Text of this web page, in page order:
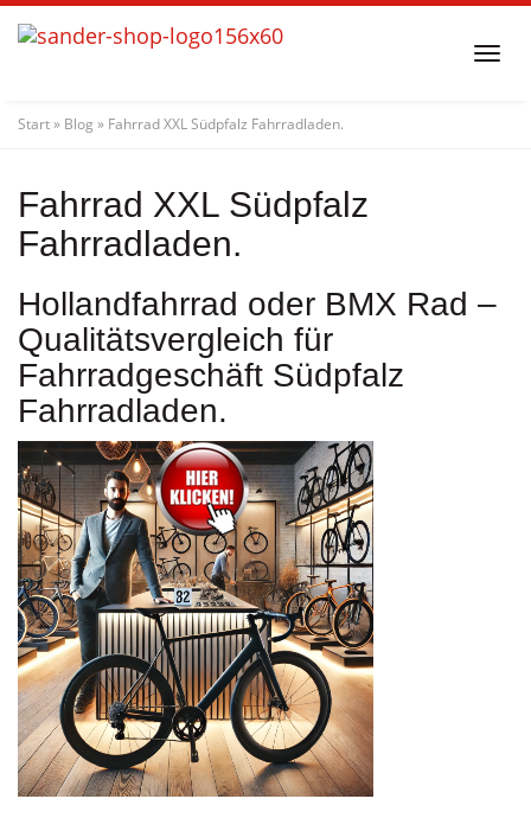
Skip
to
content
Start» Blog » Fahrrad XXL Südpfalz Fahrradladen.
Fahrrad XXL Südpfalz
Fahrradladen.
Hollandfahrrad oder BMX Rad –
Qualitätsvergleich für
Fahrradgeschäft Südpfalz
Fahrradladen.